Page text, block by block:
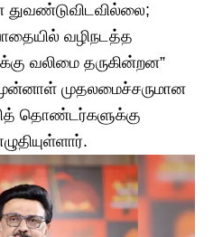
வழிநடத்த
வலிமை தருகின்றன”
முதலமைச்சருமான
தொண்டர்களுக்கு